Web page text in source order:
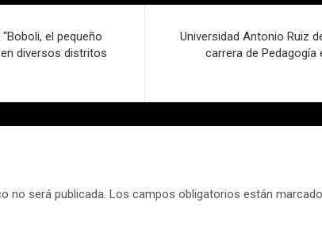
el pequeño
diversos distritos
Universidad Antonio Ruiz
carrera de Pedagogía
no será publicada. Los campos obligatorios están